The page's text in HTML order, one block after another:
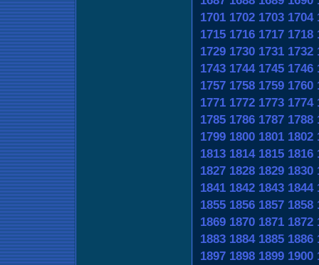
1701 1702 1703 1704
1715 1716 1717 1718
1729 1730 1731 1732
1743 1744 1745 1746
1757 1758 1759 1760
1771 1772 1773 1774
1785 1786 1787 1788
1799 1800 1801 1802
1813 1814 1815 1816
1827 1828 1829 1830
1841 1842 1843 1844
1855 1856 1857 1858
1869 1870 1871 1872
1883 1884 1885 1886
1897 1898 1899 1900